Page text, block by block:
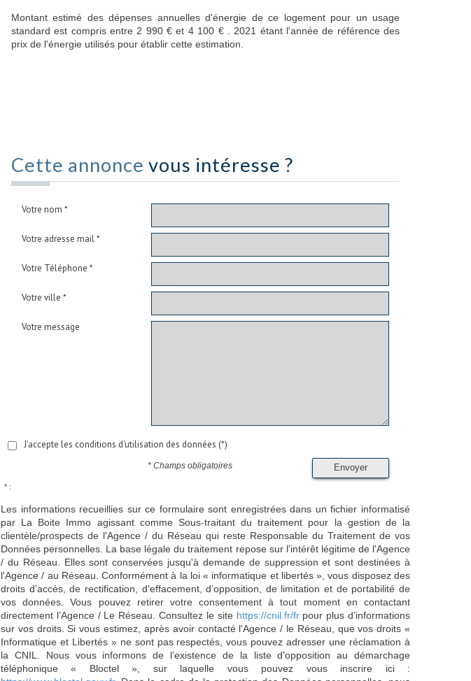
Montant estimé des dépenses annuelles d'énergie de ce logement pour un usage
standard est compris entre 2 990 € et 4 100 € . 2021 étant l'année de référence des
prix de l'énergie utilisés pour établir cette estimation.
Cette annonce vous intéresse ?
Votre nom *
Votre adresse mail *
Votre Téléphone *
Votre ville *
Votre message
J'accepte les conditions d'utilisation des données (*)
Envoyer
* Champs obligatoires
* :
Les informations recueillies sur ce formulaire sont enregistrées dans un fichier informatisé
par La Boite Immo agissant comme Sous-traitant du traitement pour la gestion de la
clientèle/prospects de l'Agence / du Réseau qui reste Responsable du Traitement de vos
Données personnelles. La base légale du traitement repose sur l'intérêt légitime de l'Agence
/ du Réseau. Elles sont conservées jusqu'à demande de suppression et sont destinées à
l'Agence / au Réseau. Conformément à la loi « informatique et libertés », vous disposez des
droits d’accès, de rectification, d’effacement, d’opposition, de limitation et de portabilité de
vos données. Vous pouvez retirer votre consentement à tout moment en contactant
directement l’Agence / Le Réseau. Consultez le site https://cnil.fr/frpour plus d’informations
sur vos droits. Si vous estimez, après avoir contacté l'Agence / le Réseau, que vos droits «
Informatique et Libertés » ne sont pas respectés, vous pouvez adresser une réclamation à
la CNIL. Nous vous informons de l’existence de la liste d'opposition au démarchage
téléphonique « Bloctel », sur laquelle vous pouvez vous inscrire ici :